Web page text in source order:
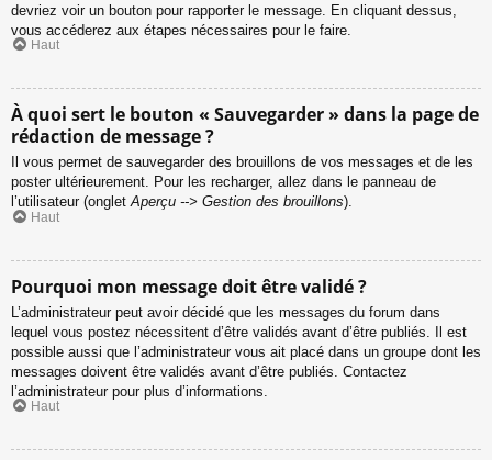
devriez voir un bouton pour rapporter le message. En cliquant dessus,
vous accéderez aux étapes nécessaires pour le faire.
Haut
À quoi sert le bouton « Sauvegarder » dans la page de
rédaction de message ?
Il vous permet de sauvegarder des brouillons de vos messages et de les
poster ultérieurement. Pour les recharger, allez dans le panneau de
l’utilisateur (ongletAperçu --> Gestion des brouillons).
Haut
Pourquoi mon message doit être validé ?
L’administrateur peut avoir décidé que les messages du forum dans
lequel vous postez nécessitent d’être validés avant d’être publiés. Il est
possible aussi que l’administrateur vous ait placé dans un groupe dont les
messages doivent être validés avant d’être publiés. Contactez
l’administrateur pour plus d’informations.
Haut